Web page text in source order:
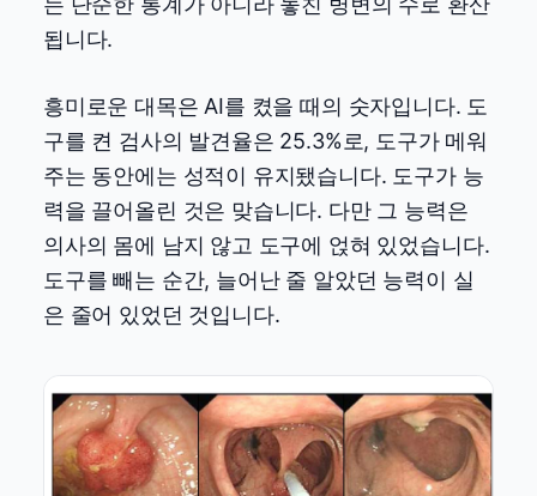
됩니다.
흥미로운 대목은 AI를 켰을 때의 숫자입니다. 도
구를 켠 검사의 발견율은 25.3%로, 도구가 메워
주는 동안에는 성적이 유지됐습니다. 도구가 능
력을 끌어올린 것은 맞습니다. 다만 그 능력은
의사의 몸에 남지 않고 도구에 얹혀 있었습니다.
도구를 빼는 순간, 늘어난 줄 알았던 능력이 실
은 줄어 있었던 것입니다.